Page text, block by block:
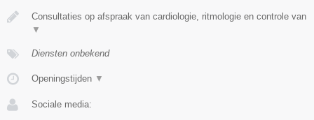
Consultaties op afspraak van cardiologie, ritmologie en controle van
▼
Diensten onbekend
Openingstijden ▼
Sociale media: